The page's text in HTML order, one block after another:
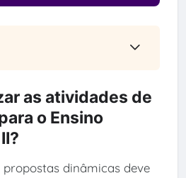
as atividades de
o Ensino
dinâmicas deve